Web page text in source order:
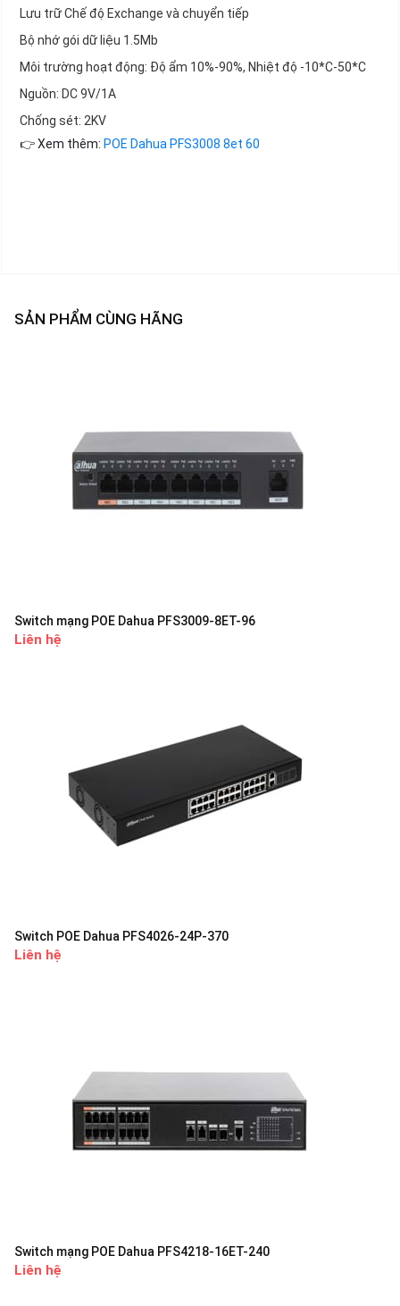
Lưu trữ Chế độ Exchange và chuyển tiếp
Bộ nhớ gói dữ liệu 1.5Mb
Môi trường hoạt động: Độ ẩm 10%-90%, Nhiệt độ -10*C-50*C
Nguồn: DC 9V/1A
Chống sét: 2KV
👉 Xem thêm: POE Dahua PFS3008 8et 60
SẢN PHẨM CÙNG HÃNG
Switch mạng POE Dahua PFS3009-8ET-96
Liên hệ
Switch POE Dahua PFS4026-24P-370
Liên hệ
Switch mạng POE Dahua PFS4218-16ET-240
Liên hệ